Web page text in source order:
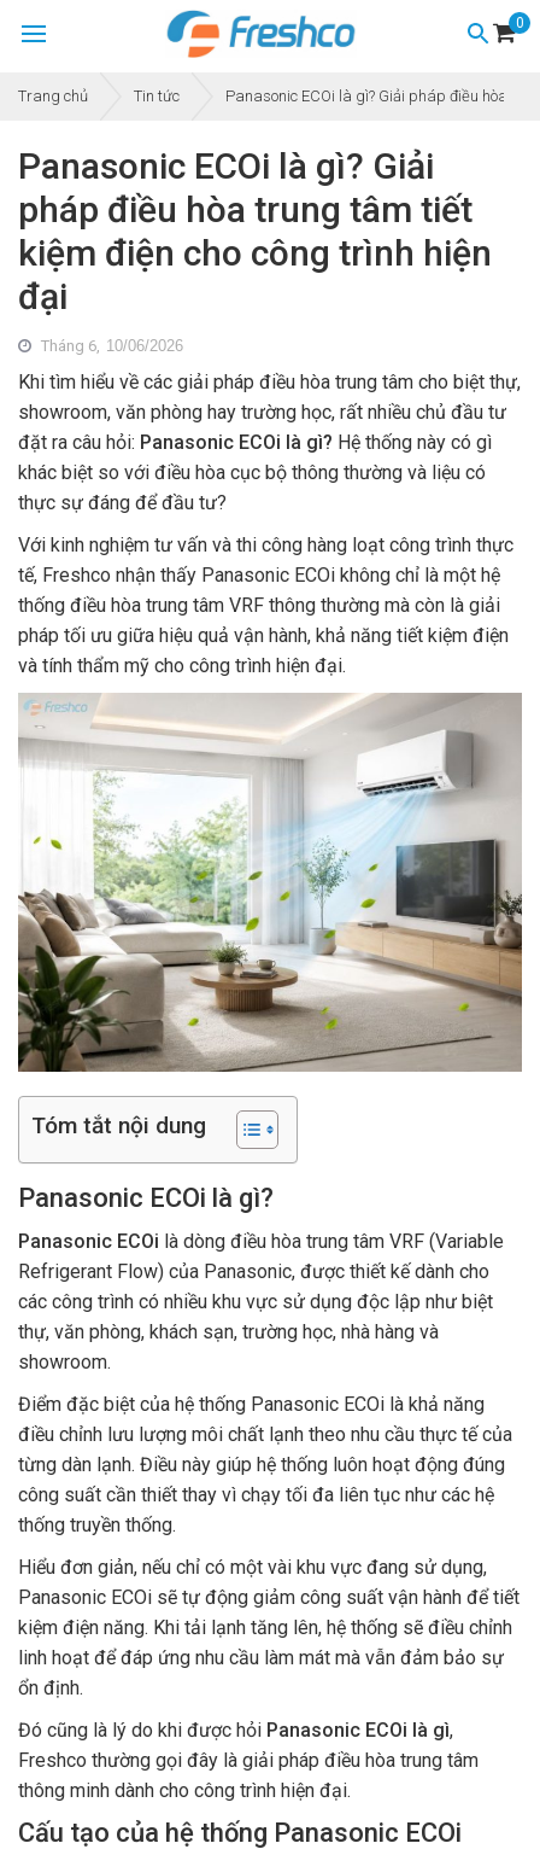
Trang chủ Tin tức Panasonic ECOi là gì? Giải pháp điều hòa
Panasonic ECOi là gì? Giải
pháp điều hòa trung tâm tiết
kiệm điện cho công trình hiện
đại
Tháng 6, 10/06/2026
Khi tìm hiểu về các giải pháp điều hòa trung tâm cho biệt thự,
showroom, văn phòng hay trường học, rất nhiều chủ đầu tư
đặt ra câu hỏi: Panasonic ECOi là gì? Hệ thống này có gì
khác biệt so với điều hòa cục bộ thông thường và liệu có
thực sự đáng để đầu tư?
Với kinh nghiệm tư vấn và thi công hàng loạt công trình thực
tế, Freshco nhận thấy Panasonic ECOi không chỉ là một hệ
thống điều hòa trung tâm VRF thông thường mà còn là giải
pháp tối ưu giữa hiệu quả vận hành, khả năng tiết kiệm điện
và tính thẩm mỹ cho công trình hiện đại.
Tóm tắt nội dung
Panasonic ECOi là gì?
Panasonic ECOi là dòng điều hòa trung tâm VRF (Variable
Refrigerant Flow) của Panasonic, được thiết kế dành cho
các công trình có nhiều khu vực sử dụng độc lập như biệt
thự, văn phòng, khách sạn, trường học, nhà hàng và
showroom.
Điểm đặc biệt của hệ thống Panasonic ECOi là khả năng
điều chỉnh lưu lượng môi chất lạnh theo nhu cầu thực tế của
từng dàn lạnh. Điều này giúp hệ thống luôn hoạt động đúng
công suất cần thiết thay vì chạy tối đa liên tục như các hệ
thống truyền thống.
Hiểu đơn giản, nếu chỉ có một vài khu vực đang sử dụng,
Panasonic ECOi sẽ tự động giảm công suất vận hành để tiết
kiệm điện năng. Khi tải lạnh tăng lên, hệ thống sẽ điều chỉnh
linh hoạt để đáp ứng nhu cầu làm mát mà vẫn đảm bảo sự
ổn định.
Đó cũng là lý do khi được hỏi Panasonic ECOi là gì,
Freshco thường gọi đây là giải pháp điều hòa trung tâm
thông minh dành cho công trình hiện đại.
Cấu tạo của hệ thống Panasonic ECOi
0